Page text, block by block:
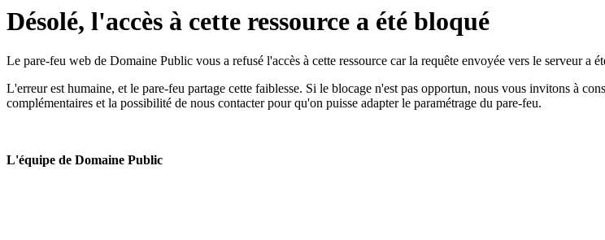
Désolé, l'accès à cette ressource a été bloqué
Le pare-feu web de Domaine Public vous a refusé l'accès à cette ressource car la requête envoyée vers le serveur a
L'erreur est humaine, et le pare-feu partage cette faiblesse. Si le blocage n'est pas opportun, nous vous invitons à
complémentaires et la possibilité de nous contacter pour qu'on puisse adapter le paramétrage du pare-feu.
L'équipe de Domaine Public